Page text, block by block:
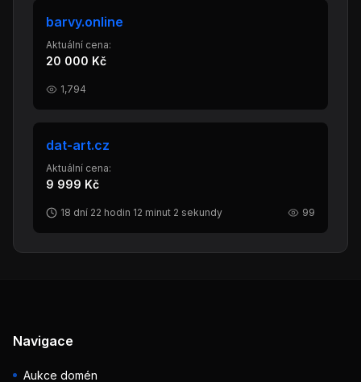
barvy.online
Aktuální cena:
20 000 Kč
1,794
dat-art.cz
Aktuální cena:
9 999 Kč
18 dní 22 hodin 12 minut 2 sekundy 99
Navigace
Aukce domén